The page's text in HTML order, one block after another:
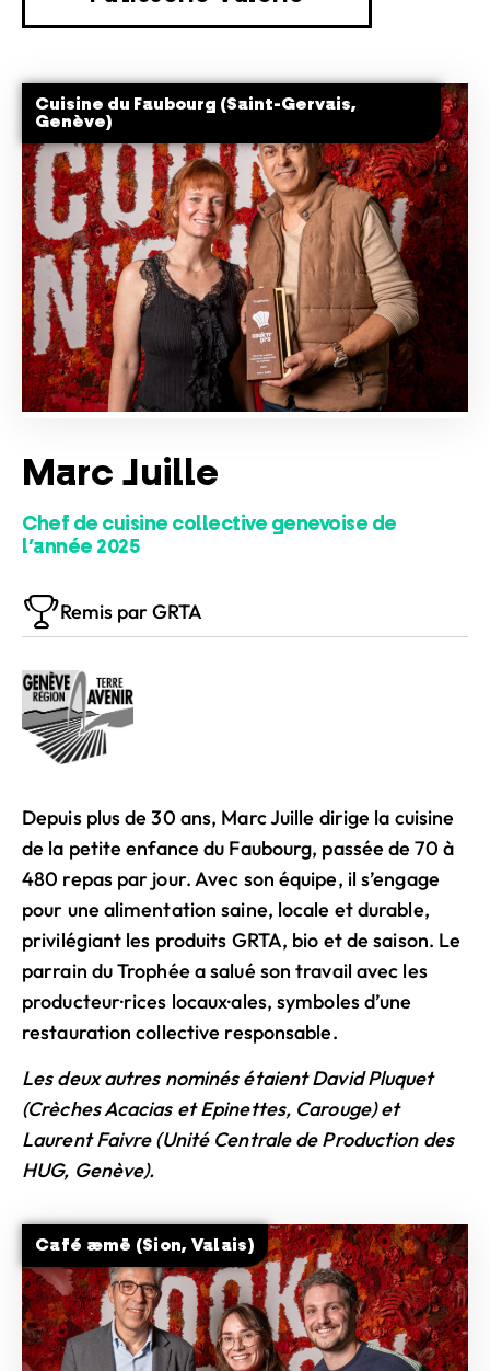
Cuisine du Faubourg (Saint-Gervais,
Genève)
Marc Juille
Chef de cuisine collective genevoise de
l’année 2025
Remis par GRTA
Depuis plus de 30 ans, Marc Juille dirige la cuisine
de la petite enfance du Faubourg, passée de 70 à
480 repas par jour. Avec son équipe, il s’engage
pour une alimentation saine, locale et durable,
privilégiant les produits GRTA, bio et de saison. Le
parrain du Trophée a salué son travail avec les
producteur·rices locaux·ales, symboles d’une
restauration collective responsable.
Les deux autres nominés étaient David Pluquet
(Crèches Acacias et Epinettes, Carouge) et
Laurent Faivre (Unité Centrale de Production des
HUG, Genève).
Café æmē (Sion, Valais)